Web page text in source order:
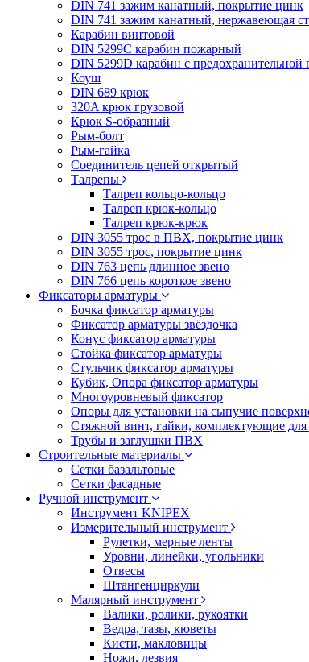
DIN 741 зажим канатный, покрытие цинк
DIN 741 зажим канатный, нержавеющая
Карабин винтовой
DIN 5299C карабин пожарный
DIN 5299D карабин с предохранительной
Коуш
DIN 689 крюк
320A крюк грузовой
Крюк S-образный
Рым-болт
Рым-гайка
Соединитель цепей открытый
Талрепы
Талреп кольцо-кольцо
Талреп крюк-кольцо
Талреп крюк-крюк
DIN 3055 трос в ПВХ, покрытие цинк
DIN 3055 трос, покрытие цинк
DIN 763 цепь длинное звено
DIN 766 цепь короткое звено
Фиксаторы арматуры
Бочка фиксатор арматуры
Фиксатор арматуры звёздочка
Конус фиксатор арматуры
Стойка фиксатор арматуры
Стульчик фиксатор арматуры
Кубик, Опора фиксатор арматуры
Многоуровневый фиксатор
Опоры для установки на сыпучие
Стяжной винт, гайки, комплектующие для
Трубы и заглушки ПВХ
Строительные материалы
Сетки базальтовые
Сетки фасадные
Ручной инструмент
Инструмент KNIPEX
Измерительный инструмент
Рулетки, мерные ленты
Уровни, линейки, угольники
Отвесы
Штангенциркули
Малярный инструмент
Валики, ролики, рукоятки
Ведра, тазы, кюветы
Кисти, макловицы
Ножи, лезвия